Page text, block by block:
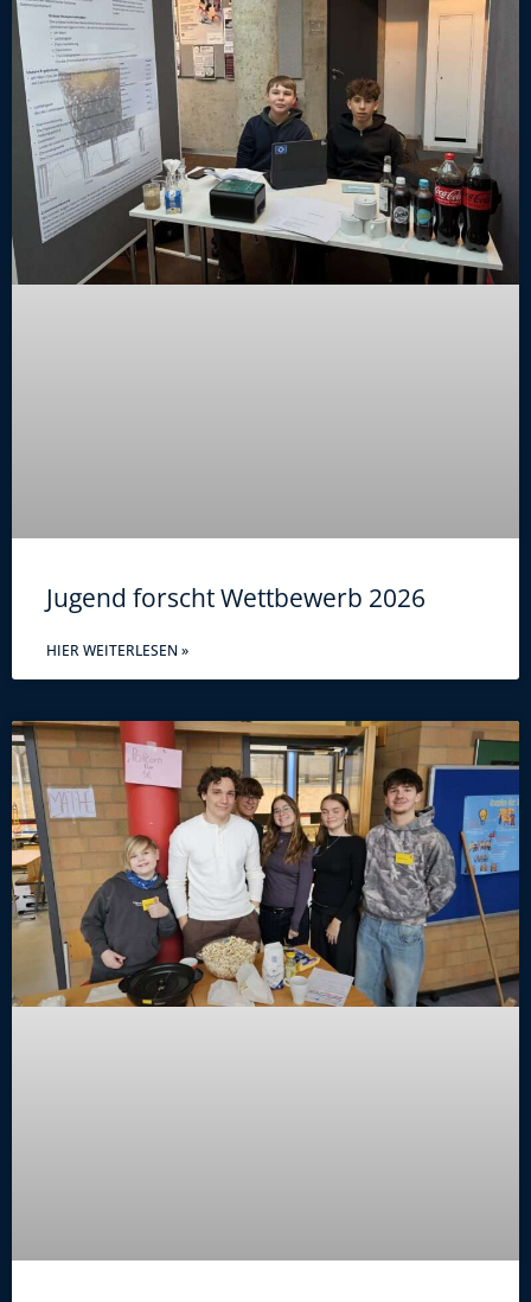
Jugend forscht Wettbewerb 2026
HIER WEITERLESEN »